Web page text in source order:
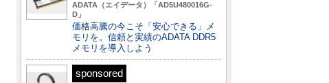
ADATA（エイデータ）「AD5U480016G-
D」
価格高騰の今こそ「安心できる」メ
モリを。信頼と実績のADATA DDR5
メモリを導入しよう
sponsored